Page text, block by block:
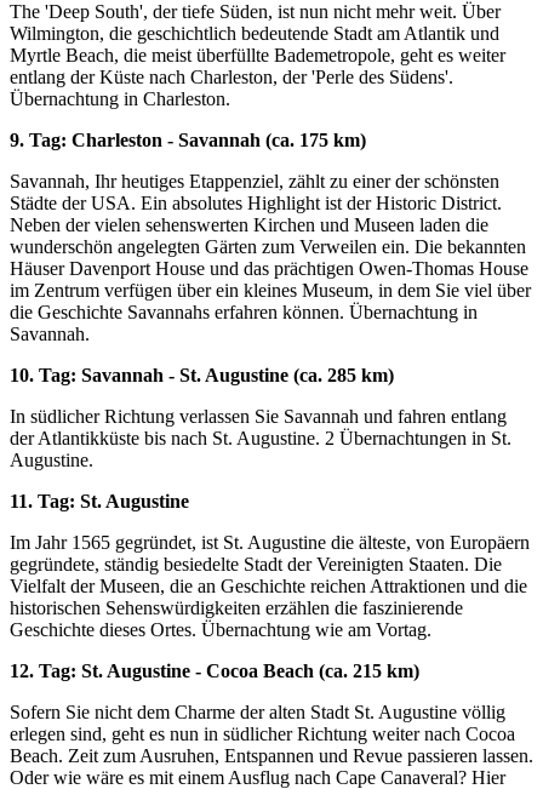
The 'Deep South', der tiefe Süden, ist nun nicht mehr weit. Über
Wilmington, die geschichtlich bedeutende Stadt am Atlantik und
Myrtle Beach, die meist überfüllte Bademetropole, geht es weiter
entlang der Küste nach Charleston, der 'Perle des Südens'.
Übernachtung in Charleston.
9. Tag: Charleston - Savannah (ca. 175 km)
Savannah, Ihr heutiges Etappenziel, zählt zu einer der schönsten
Städte der USA. Ein absolutes Highlight ist der Historic District.
Neben der vielen sehenswerten Kirchen und Museen laden die
wunderschön angelegten Gärten zum Verweilen ein. Die bekannten
Häuser Davenport House und das prächtigen Owen-Thomas House
im Zentrum verfügen über ein kleines Museum, in dem Sie viel über
die Geschichte Savannahs erfahren können. Übernachtung in
Savannah.
10. Tag: Savannah - St. Augustine (ca. 285 km)
In südlicher Richtung verlassen Sie Savannah und fahren entlang
der Atlantikküste bis nach St. Augustine. 2 Übernachtungen in St.
Augustine.
11. Tag: St. Augustine
Im Jahr 1565 gegründet, ist St. Augustine die älteste, von Europäern
gegründete, ständig besiedelte Stadt der Vereinigten Staaten. Die
Vielfalt der Museen, die an Geschichte reichen Attraktionen und die
historischen Sehenswürdigkeiten erzählen die faszinierende
Geschichte dieses Ortes. Übernachtung wie am Vortag.
12. Tag: St. Augustine - Cocoa Beach (ca. 215 km)
Sofern Sie nicht dem Charme der alten Stadt St. Augustine völlig
erlegen sind, geht es nun in südlicher Richtung weiter nach Cocoa
Beach. Zeit zum Ausruhen, Entspannen und Revue passieren lassen.
Oder wie wäre es mit einem Ausflug nach Cape Canaveral? Hier